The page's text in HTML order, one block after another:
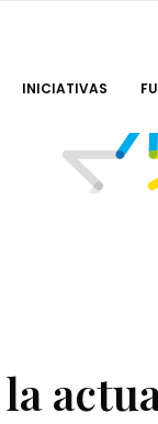
INICIATIVAS